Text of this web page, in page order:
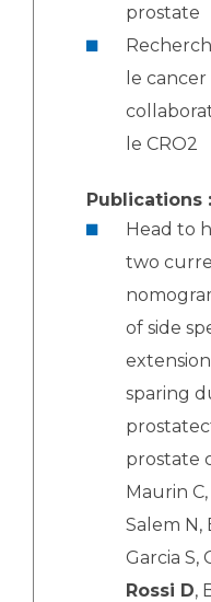
prostate
le
le CRO2
Publications :
Head to
two
of side
sparing
prostate
Maurin
Salem N,
Garcia S,
Rossi D,